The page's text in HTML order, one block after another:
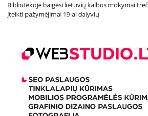
Bibliotekoje baigėsi lietuvių kalbos mokymai
įteikti pažymėjimai 19-ai dalyvių